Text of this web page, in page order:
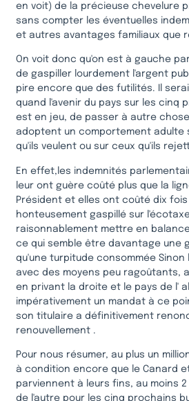
en voit) de la précieuse chevelure
sans compter les éventuelles
et autres avantages familiaux que
On voit donc qu'on est à gauche
de gaspiller lourdement l'argent
pire encore que des futilités. Il
quand l'avenir du pays sur les cinq
est en jeu, de passer à autre
adoptent un comportement adulte
qu'ils veulent ou sur ceux qu'ils
En effet,les indemnités
leur ont guère coûté plus que la
Président et elles ont coûté dix fois
honteusement gaspillé sur
raisonnablement mettre en
ce qui semble être davantage une
qu'une turpitude consommée
avec des moyens peu ragoûtants,
en privant la droite et le pays de l'
impérativement un mandat à ce
son titulaire a définitivement
renouvellement .
Pour nous résumer, au plus un
à condition encore que le Canard
parviennent à leurs fins, au moins 2
de l'autre pour les cinq prochains